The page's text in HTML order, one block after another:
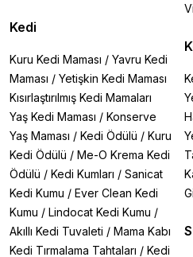
Kedi
Kuru Kedi Maması / Yavru Kedi
Maması / Yetişkin Kedi Maması
Kısırlaştırılmış Kedi Mamaları
Yaş Kedi Maması / Konserve
Yaş Maması / Kedi Ödülü / Kuru
Kedi Ödülü / Me-O Krema Kedi
Ödülü / Kedi Kumları / Sanicat
Kedi Kumu / Ever Clean Kedi
Kumu / Lindocat Kedi Kumu /
Akıllı Kedi Tuvaleti / Mama Kabı
Kedi Tırmalama Tahtaları / Kedi